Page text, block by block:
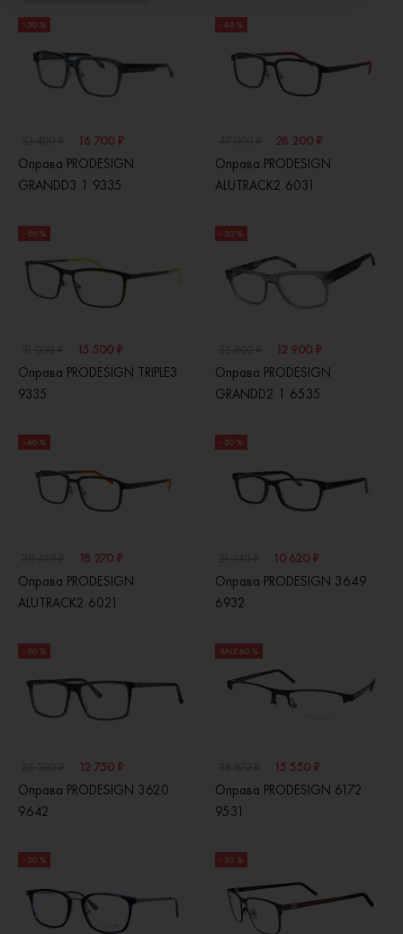
- 50 %
16 700 ₽
Оправа PRODESIGN
GRANDD3 1 9335
- 40 %
28 200 ₽
Оправа PRODESIGN
ALUTRACK2 6031
- 50 %
15 500 ₽
Оправа PRODESIGN TRIPLE3
9335
- 50 %
12 900 ₽
Оправа PRODESIGN
GRANDD2 1 6535
- 40 %
18 270 ₽
Оправа PRODESIGN
ALUTRACK2 6021
- 50 %
10 620 ₽
Оправа PRODESIGN 3649
6932
- 50 %
12 750 ₽
Оправа PRODESIGN 3620
9642
SALE 60 %
15 550 ₽
Оправа PRODESIGN 6172
9531
- 50 % - 50 %